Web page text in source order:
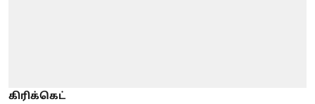
கிரிக்கெட்